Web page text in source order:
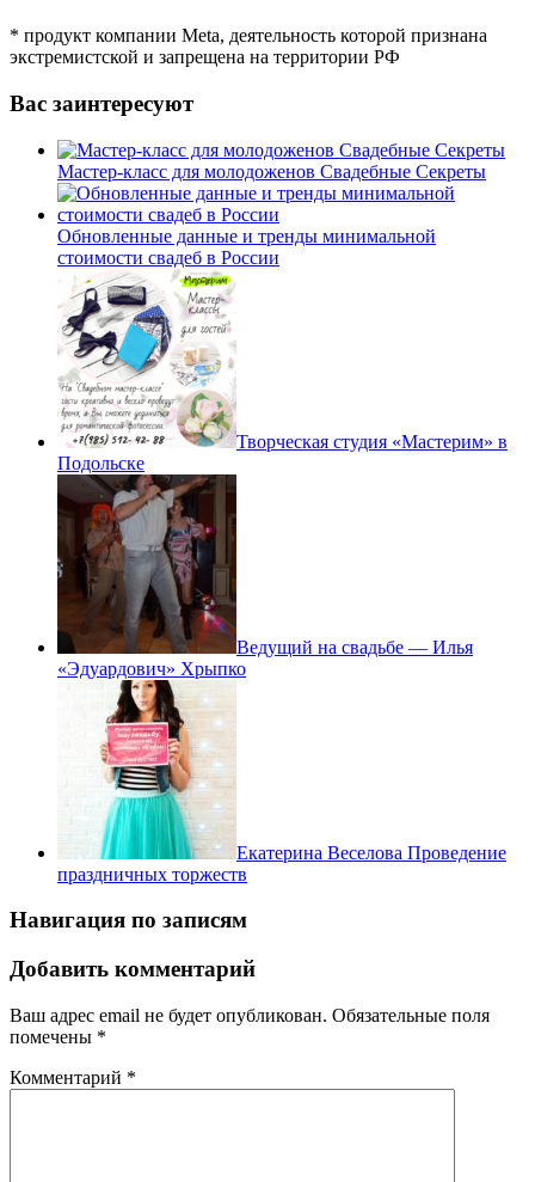
* продукт компании Meta, деятельность которой признана
экстремистской и запрещена на территории РФ
Вас заинтересуют
Мастер-класс для молодоженов Свадебные Секреты
Обновленные данные и тренды минимальной
стоимости свадеб в России
Творческая студия «Мастерим» в
Подольске
Ведущий на свадьбе — Илья
«Эдуардович» Хрыпко
Екатерина Веселова Проведение
праздничных торжеств
Навигация по записям
Добавить комментарий
Ваш адрес email не будет опубликован. Обязательные поля
помечены *
Комментарий *